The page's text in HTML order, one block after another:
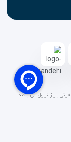
باراژ تراول می باشد.